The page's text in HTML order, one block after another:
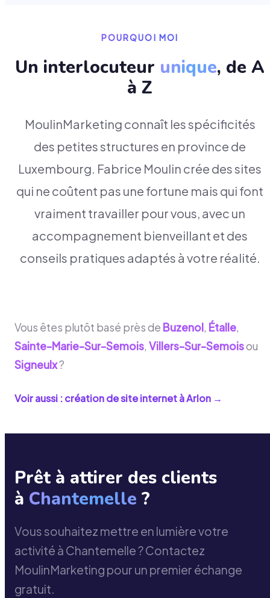
POURQUOI MOI
Un interlocuteur unique, de A
à Z
MoulinMarketing connaît les spécificités
des petites structures en province de
Luxembourg. Fabrice Moulin crée des sites
qui ne coûtent pas une fortune mais qui font
vraiment travailler pour vous, avec un
accompagnement bienveillant et des
conseils pratiques adaptés à votre réalité.
Vous êtes plutôt basé près de Buzenol, Étalle,
Sainte-Marie-Sur-Semois, Villers-Sur-Semoisou
Signeulx?
Voir aussi : création de site internet àArlon →
Prêt à attirer des clients
à Chantemelle ?
Vous souhaitez mettre en lumière votre
activité à Chantemelle ? Contactez
MoulinMarketing pour un premier échange
gratuit.